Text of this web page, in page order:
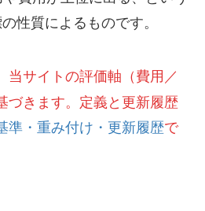
性質によるものです。
当サイトの評価軸（費用／
づきます。定義と更新履歴
準・重み付け・更新履歴で